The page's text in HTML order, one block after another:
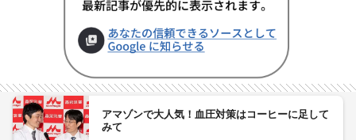
アマゾンで大人気！血圧対策はコーヒーに足して
みて